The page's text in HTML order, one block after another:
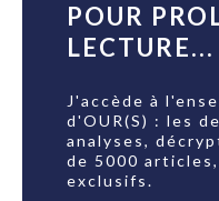
POUR
LECTURE...
J'accède à
d'OUR(S) : les
analyses,
de 5000
exclusifs.